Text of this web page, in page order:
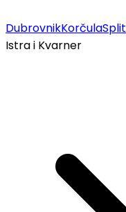
DubrovnikKorčulaSplit
Istra i Kvarner